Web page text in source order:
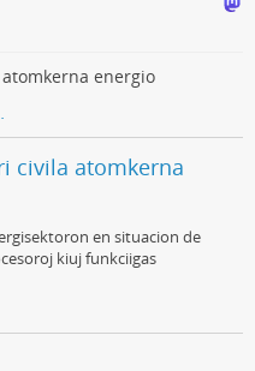
energio
civila atomkerna
en situacion de
kiuj funkciigas